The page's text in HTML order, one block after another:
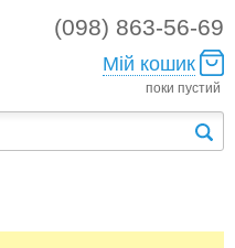
(098) 863-56-69
Мій кошик
поки пустий